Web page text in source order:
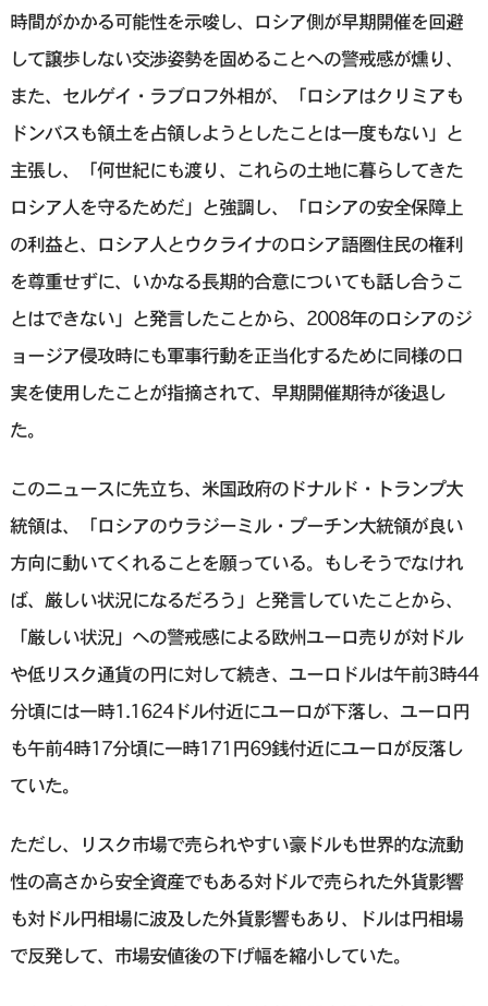
時間がかかる可能性を示唆し、ロシア側が早期開催を回避
して譲歩しない交渉姿勢を固めることへの警戒感が燻り、
また、セルゲイ・ラブロフ外相が、「ロシアはクリミアも
ドンバスも領土を占領しようとしたことは一度もない」と
主張し、「何世紀にも渡り、これらの土地に暮らしてきた
ロシア人を守るためだ」と強調し、「ロシアの安全保障上
の利益と、ロシア人とウクライナのロシア語圏住民の権利
を尊重せずに、いかなる長期的合意についても話し合うこ
とはできない」と発言したことから、2008年のロシアのジ
ョージア侵攻時にも軍事行動を正当化するために同様の口
実を使用したことが指摘されて、早期開催期待が後退し
た。
このニュースに先立ち、米国政府のドナルド・トランプ大
統領は、「ロシアのウラジーミル・プーチン大統領が良い
方向に動いてくれることを願っている。もしそうでなけれ
ば、厳しい状況になるだろう」と発言していたことから、
「厳しい状況」への警戒感による欧州ユーロ売りが対ドル
や低リスク通貨の円に対して続き、ユーロドルは午前3時44
分頃には一時1.1624ドル付近にユーロが下落し、ユーロ円
も午前4時17分頃に一時171円69銭付近にユーロが反落し
ていた。
ただし、リスク市場で売られやすい豪ドルも世界的な流動
性の高さから安全資産でもある対ドルで売られた外貨影響
も対ドル円相場に波及した外貨影響もあり、ドルは円相場
で反発して、市場安値後の下げ幅を縮小していた。